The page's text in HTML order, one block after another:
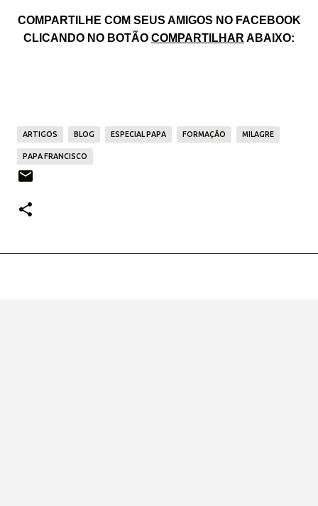
COMPARTILHE COM SEUS AMIGOS NO FACEBOOK
CLICANDO NO BOTÃO COMPARTILHAR ABAIXO:
ARTIGOS BLOG ESPECIAL PAPA FORMAÇÃO MILAGRE
PAPA FRANCISCO